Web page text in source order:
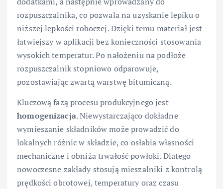
rozpuszczalnika, co pozwala na uzyskanie lepiku o
niższej lepkości roboczej. Dzięki temu materiał jest
łatwiejszy w aplikacji bez konieczności stosowania
wysokich temperatur. Po nałożeniu na podłoże
rozpuszczalnik stopniowo odparowuje,
pozostawiając zwartą warstwę bitumiczną.
Kluczową fazą procesu produkcyjnego jest
homogenizacja. Niewystarczająco dokładne
wymieszanie składników może prowadzić do
lokalnych różnic w składzie, co osłabia własności
mechaniczne i obniża trwałość powłoki. Dlatego
nowoczesne zakłady stosują mieszalniki z kontrolą
prędkości obrotowej, temperatury oraz czasu